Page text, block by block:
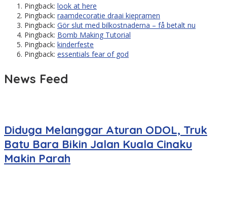
Pingback: look at here
Pingback: raamdecoratie draai kiepramen
Pingback: Gör slut med bilkostnaderna – få betalt nu
Pingback: Bomb Making Tutorial
Pingback: kinderfeste
Pingback: essentials fear of god
News Feed
Diduga Melanggar Aturan ODOL, Truk
Batu Bara Bikin Jalan Kuala Cinaku
Makin Parah